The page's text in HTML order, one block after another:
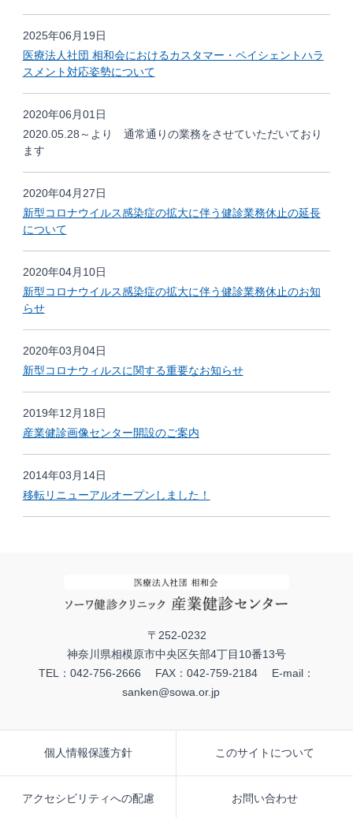
2025年06月19日
医療法人社団 相和会におけるカスタマー・ペイシェントハラ
スメント対応姿勢について
2020年06月01日
2020.05.28～より 通常通りの業務をさせていただいており
ます
2020年04月27日
新型コロナウイルス感染症の拡大に伴う健診業務休止の延長
について
2020年04月10日
新型コロナウイルス感染症の拡大に伴う健診業務休止のお知
らせ
2020年03月04日
新型コロナウィルスに関する重要なお知らせ
2019年12月18日
産業健診画像センター開設のご案内
2014年03月14日
移転リニューアルオープンしました！
〒252-0232
神奈川県相模原市中央区矢部4丁目10番13号
TEL：042-756-2666 FAX：042-759-2184 E-mail：
sanken@sowa.or.jp
個人情報保護方針 このサイトについて
アクセシビリティへの配慮 お問い合わせ